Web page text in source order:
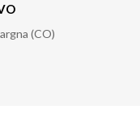
(CO)